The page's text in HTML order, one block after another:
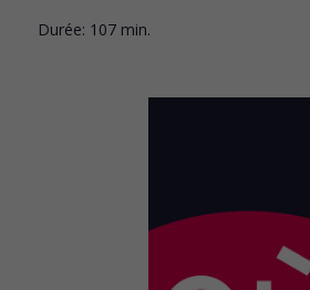
Durée: 107 min.